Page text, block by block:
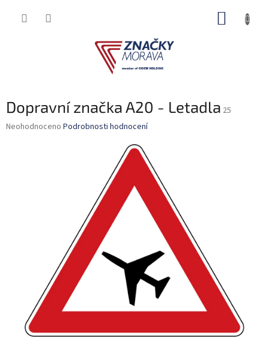
Dopravní značka A20 - Letadla 25
Průměrné
Neohodnoceno Podrobnosti hodnocení